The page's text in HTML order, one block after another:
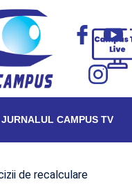
JURNALUL CAMPUS TV
de recalculare